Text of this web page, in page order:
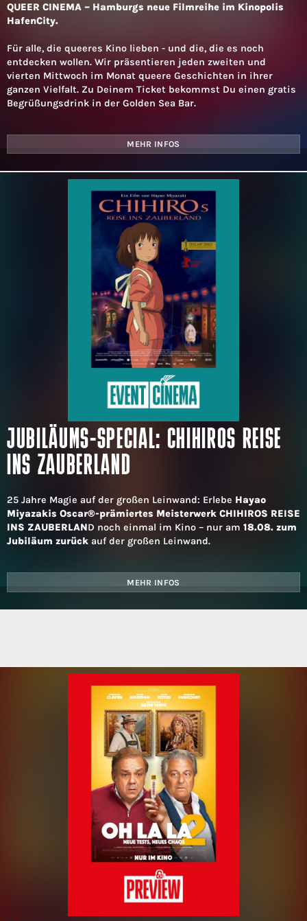
QUEER CINEMA – Hamburgs neue Filmreihe im Kinopolis
HafenCity.
Für alle, die queeres Kino lieben - und die, die es noch
entdecken wollen. Wir präsentieren jeden zweiten und
vierten Mittwoch im Monat queere Geschichten in ihrer
ganzen Vielfalt. Zu Deinem Ticket bekommst Du einen gratis
Begrüßungsdrink in der Golden Sea Bar.
MEHR INFOS
JUBILÄUMS-SPECIAL: CHIHIROS REISE
INS ZAUBERLAND
25 Jahre Magie auf der großen Leinwand: Erlebe Hayao
Miyazakis Oscar®-prämiertes Meisterwerk CHIHIROS REISE
INS ZAUBERLAND noch einmal im Kino – nur am 18.08. zum
Jubiläum zurück auf der großen Leinwand.
MEHR INFOS